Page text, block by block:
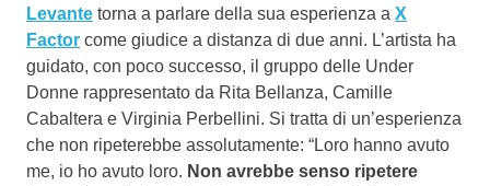
Levante torna a parlare della sua esperienza a X
Factor come giudice a distanza di due anni. L’artista ha
guidato, con poco successo, il gruppo delle Under
Donne rappresentato da Rita Bellanza, Camille
Cabaltera e Virginia Perbellini. Si tratta di un’esperienza
che non ripeterebbe assolutamente: “Loro hanno avuto
me, io ho avuto loro. Non avrebbe senso ripetere